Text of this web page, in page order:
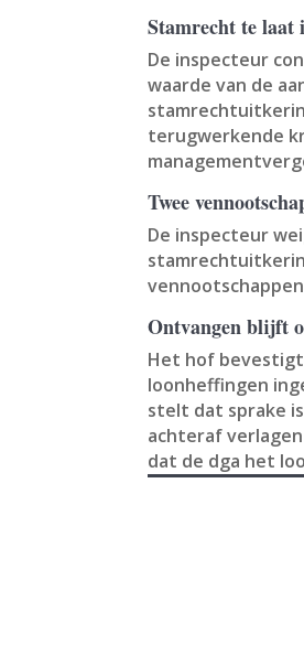
Stamrecht te laat
De inspecteur
waarde van de
terugwerkende
Twee
De inspecteur
Ontvangen blijft
Het hof
loonheffingen
stelt dat sprake
achteraf
dat de dga het